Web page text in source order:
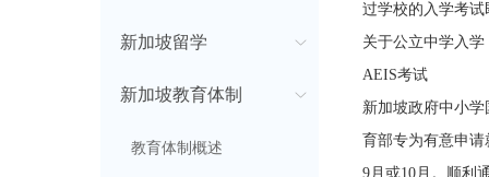
新加坡留学
新加坡教育体制
教育体制概述
过学校的入学考
关于公立中学入
AEIS考试
新加坡政府中小学
育部专为有意申
9月或10月。顺利